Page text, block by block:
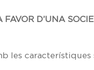
FAVOR D’UNA
les característiques